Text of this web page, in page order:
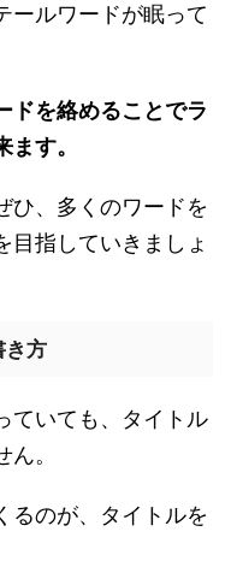
ールワードが眠って
ドを絡めることでラ
す。
ひ、多くのワードを
目指していきましょ
き方
ていても、タイトル
。
るのが、タイトルを